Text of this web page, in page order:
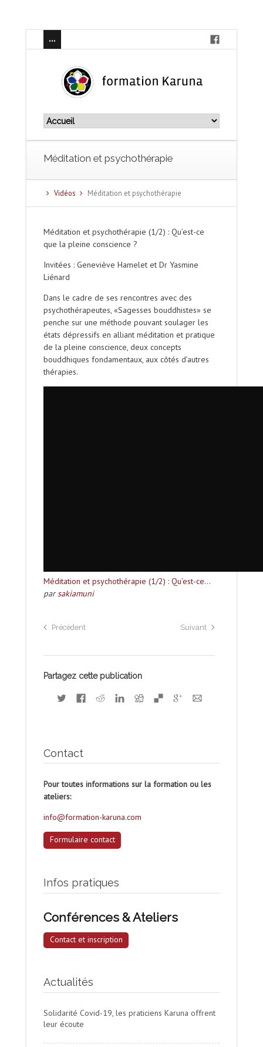
Méditation et psychothérapie
Vidéos Méditation et psychothérapie
Méditation et psychothérapie (1/2) : Qu’est-ce
que la pleine conscience ?
Invitées : Geneviève Hamelet et Dr Yasmine
Liénard
Dans le cadre de ses rencontres avec des
psychothérapeutes, «Sagesses bouddhistes» se
penche sur une méthode pouvant soulager les
états dépressifs en alliant méditation et pratique
de la pleine conscience, deux concepts
bouddhiques fondamentaux, aux côtés d’autres
thérapies.
Méditation et psychothérapie (1/2) : Qu’est-ce…
parsakiamuni
Précédent Suivant
Partagez cette publication
Contact
Pour toutes informations sur la formation ou les
ateliers:
info@formation-karuna.com
Formulaire contact
Infos pratiques
Conférences & Ateliers
Contact et inscription
Actualités
Solidarité Covid-19, les praticiens Karuna offrent
leur écoute